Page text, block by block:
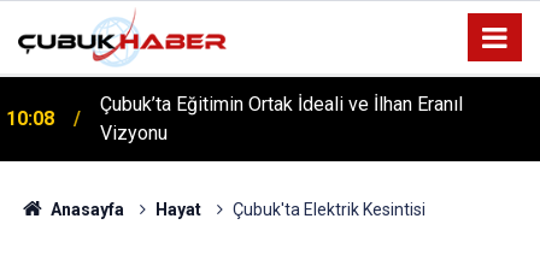
10:08
Çubuk’ta Eğitimin Ortak İdeali ve İlhan Eranıl
Vizyonu
Anasayfa Hayat Çubuk'ta Elektrik Kesintisi